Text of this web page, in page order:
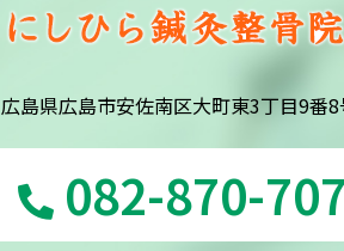
島県広島市安佐南区大町東3丁目9番
082-870-